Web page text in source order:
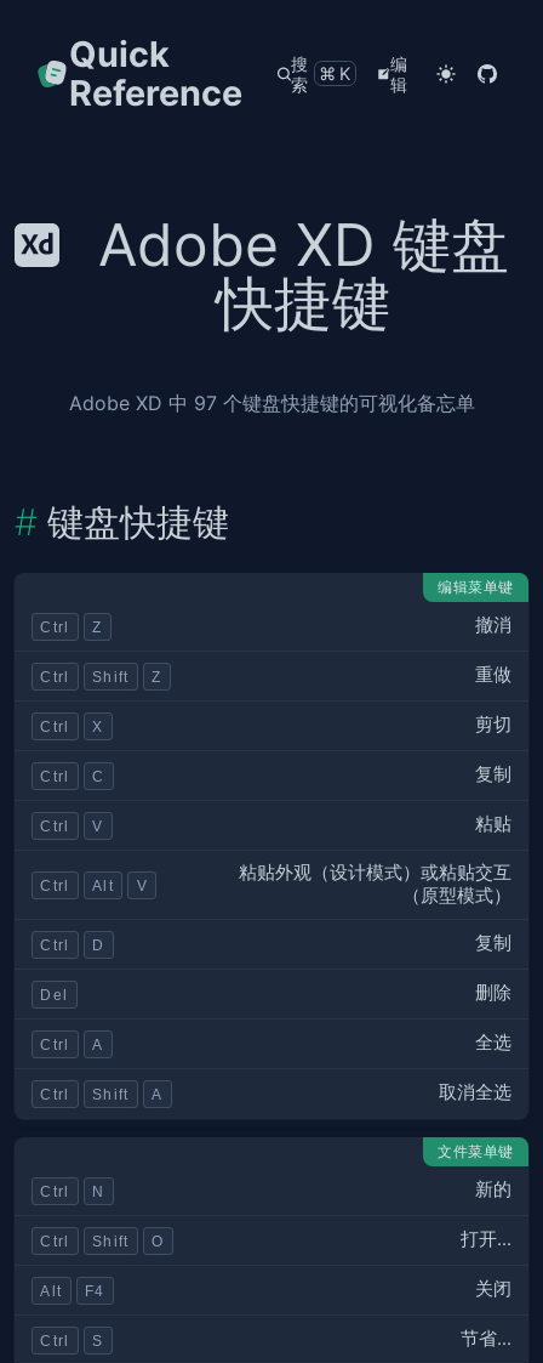
Quick
Reference
搜
索
⌘K
编
辑
Adobe XD 键盘
快捷键
Adobe XD 中 97 个键盘快捷键的可视化备忘单
键盘快捷键
编辑菜单键
Ctrl Z 撤消
Ctrl Shift Z 重做
Ctrl X 剪切
Ctrl C 复制
Ctrl V 粘贴
Ctrl Alt V
粘贴外观（设计模式）或粘贴交互
（原型模式）
Ctrl D 复制
Del 删除
Ctrl A 全选
Ctrl Shift A 取消全选
文件菜单键
Ctrl N 新的
Ctrl Shift O 打开...
Alt F4 关闭
Ctrl S 节省...